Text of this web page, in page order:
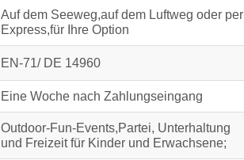
Auf dem Seeweg,auf dem Luftweg oder per
Express,für Ihre Option
EN-71/ DE 14960
Eine Woche nach Zahlungseingang
Outdoor-Fun-Events,Partei, Unterhaltung
und Freizeit für Kinder und Erwachsene;